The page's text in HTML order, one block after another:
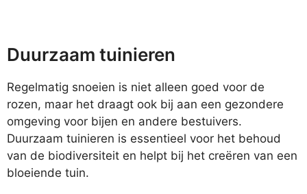
Duurzaam tuinieren
Regelmatig snoeien is niet alleen goed voor de
rozen, maar het draagt ook bij aan een gezondere
omgeving voor bijen en andere bestuivers.
Duurzaam tuinieren is essentieel voor het behoud
van de biodiversiteit en helpt bij het creëren van een
bloeiende tuin.